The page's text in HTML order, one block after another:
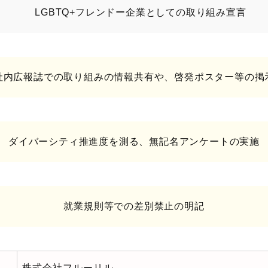
LGBTQ+フレンドー企業としての取り組み宣言
内広報誌での取り組みの情報共有や、啓発ポスター等の掲
ダイバーシティ推進度を測る、無記名アンケートの実施
就業規則等での差別禁止の明記